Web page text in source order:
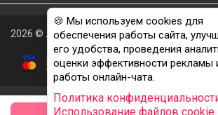
2026 © Люкс Постель
🍪 Мы используем cookies для
обеспечения работы сайта,
его удобства, проведения
оценки эффективности рекламы
работы онлайн-чата.
Политика
Использование файлов cookie